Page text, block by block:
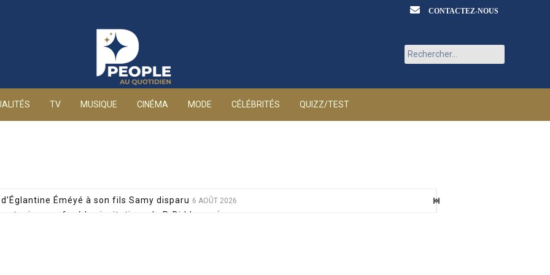
CONTACTEZ-NOUS
People au quotidien
Rechercher :
TV MUSIQUE CINÉMA MODE CÉLÉBRITÉS QUIZZ/TEST
Éméyé à son fils Samy disparu 6 AOÛT 2026
a toujours refusé les invitations de P. Diddy